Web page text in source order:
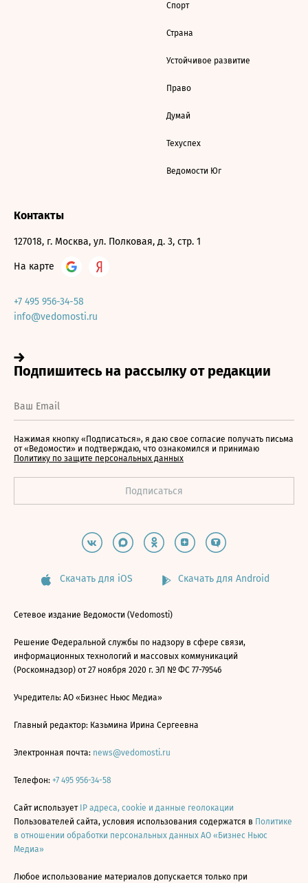
Спорт
Страна
Устойчивое развитие
Право
Думай
Техуспех
Ведомости Юг
Контакты
127018, г. Москва, ул. Полковая, д. 3, стр. 1
На карте
+7 495 956-34-58
info@vedomosti.ru
Нажимая кнопку «Подписаться», я даю свое согласие получать письма
от «Ведомости» и подтверждаю, что ознакомился и принимаю
Политику по защите персональных данных
Скачать для iOS Скачать для Android
Сетевое издание Ведомости (Vedomosti)
Решение Федеральной службы по надзору в сфере связи,
информационных технологий и массовых коммуникаций
(Роскомнадзор) от 27 ноября 2020 г. ЭЛ № ФС 77-79546
Учредитель: АО «Бизнес Ньюс Медиа»
Главный редактор: Казьмина Ирина Сергеевна
Электронная почта: news@vedomosti.ru
Телефон: +7 495 956-34-58
Сайт использует IP адреса, cookie и данные геолокации
Пользователей сайта, условия использования содержатся в Политике
в отношении обработки персональных данных АО «Бизнес Ньюс
Медиа»
Любое использование материалов допускается только при